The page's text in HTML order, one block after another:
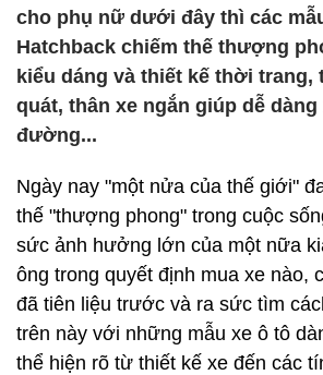
cho phụ nữ dưới đây thì các
Hatchback chiếm thế thượng
kiểu dáng và thiết kế thời trang,
quát, thân xe ngắn giúp dễ
đường...
Ngày nay "một nửa của thế giới"
thế "thượng phong" trong cuộc
sức ảnh hưởng lớn của một nữa
ông trong quyết định mua xe nào,
đã tiên liệu trước và ra sức tìm
trên này với những mẫu xe ô tô
thể hiện rõ từ thiết kế xe đến các